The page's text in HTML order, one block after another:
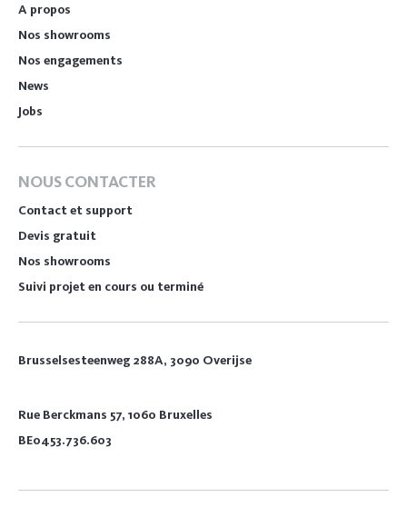
A propos
Nos showrooms
Nos engagements
News
Jobs
NOUS CONTACTER
Contact et support
Devis gratuit
Nos showrooms
Suivi projet en cours ou terminé
Brusselsesteenweg 288A, 3090 Overijse
Rue Berckmans 57, 1060 Bruxelles
BE0453.736.603